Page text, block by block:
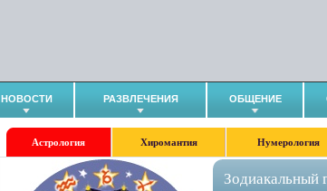
НОВОСТИ РАЗВЛЕЧЕНИЯ ОБЩЕНИЕ
Астрология Хиромантия Нумерология
Зодиакальный